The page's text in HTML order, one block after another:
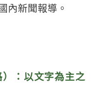
內新聞報導。
：以文字為主之